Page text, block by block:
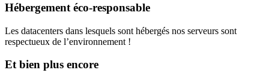
Hébergement éco-responsable
Les datacenters dans lesquels sont hébergés nos serveurs sont
respectueux de l’environnement !
Et bien plus encore